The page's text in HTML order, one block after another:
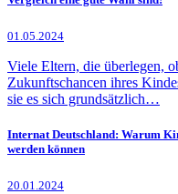
01.05.2024
Viele Eltern, die überlegen,
Zukunftschancen ihres
sie es sich grundsätzlich…
Internat Deutschland: Warum
werden können
20.01.2024